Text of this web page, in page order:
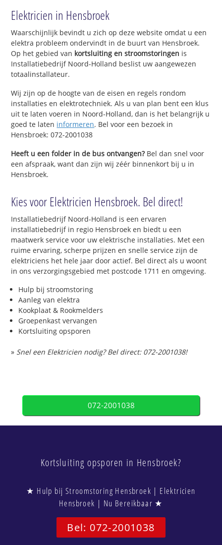
Elektricien in Hensbroek
Waarschijnlijk bevindt u zich op deze website omdat u een
elektra probleem ondervindt in de buurt van Hensbroek.
Op het gebied van kortsluiting en stroomstoringen is
Installatiebedrijf Noord-Holland beslist uw aangewezen
totaalinstallateur.
Wij zijn op de hoogte van de eisen en regels rondom
installaties en elektrotechniek. Als u van plan bent een klus
uit te laten voeren in Noord-Holland, dan is het belangrijk u
goed te laten informeren. Bel voor een bezoek in
Hensbroek: 072-2001038
Heeft u een folder in de bus ontvangen?Bel dan snel voor
een afspraak, want dan zijn wij zéér binnenkort bij u in
Hensbroek.
Kies voor Elektricien Hensbroek. Bel direct!
Installatiebedrijf Noord-Holland is een ervaren
installatiebedrijf in regio Hensbroek en biedt u een
maatwerk service voor uw elektrische installaties. Met een
ruime ervaring, scherpe prijzen en snelle service zijn de
elektriciens het hele jaar door actief. Bel direct als u woont
in ons verzorgingsgebied met postcode 1711 en omgeving.
Hulp bij stroomstoring
Aanleg van elektra
Kookplaat & Rookmelders
Groepenkast vervangen
Kortsluiting opsporen
» Snel een Elektricien nodig? Bel direct: 072-2001038!
072-2001038
Kortsluiting opsporen in Hensbroek?
★ Hulp bij Stroomstoring Hensbroek | Elektricien
Hensbroek | Nu Bereikbaar ★
Bel: 072-2001038